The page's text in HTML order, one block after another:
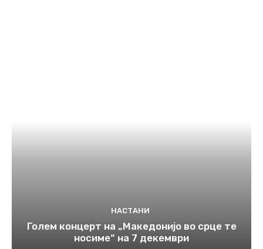
НАСТАНИ
Голем концерт на „Македонијо во срце те
носиме“ на 7 декември